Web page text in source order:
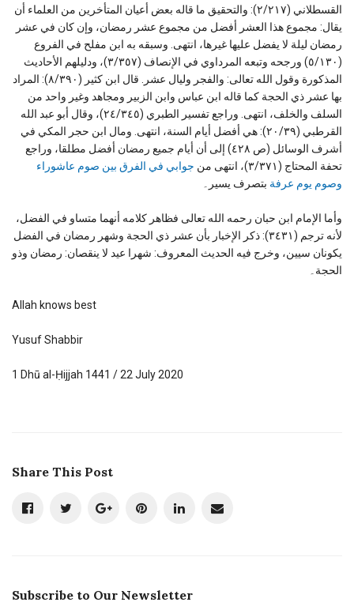
القسطلاني (٢/۲۱۷): والتحقیق ما قاله بعض أعیان المتأخرین من العلماء أن
یقال: مجموع هذا العشر أفضل من مجموع عشر رمضان، وإن كان في عشر
رمضان لیلة لا یفضل علیها غیرها، انتهی. وسبقه به ابن مفلح في الفروع
(٥/۱۳۰) ورجحه وتبعه المرداوي في الإنصاف (٣/۳٥۷)، ودلیلهم الأحادیث
المذكورة وقول الله تعالی: والفجر ولیال عشر. قال ابن كثیر (٨/۳۹۰): المراد
بها عشر ذي الحجة كما قاله ابن عباس وابن الزبیر ومجاهد وغیر واحد من
السلف والخلف، انتهی. وراجع تفسیر الطبري (٢٤/۳٤٥)، وقال أبو عبد الله
القرطبي (٢٠/۳۹): هي أفضل أیام السنة، انتهی. ومال ابن حجر المكي في
أشرف الوسائل (ص ٤۲۸) إلی أن أیام جمیع رمضان أفضل مطلقا، وراجع
تحفة المحتاج (٣/۳۷۱)، انتهى من
جوابي في الفرق بين صوم عاشوراء
وصوم يوم عرفة بتصرف يسير۔
وأما الإمام ابن حبان رحمه الله تعالى فظاهر كلامه أنهما متساو في الفضل،
لأنه ترجم (٣٤٣١): ذكر الإخبار بأن عشر ذي الحجة وشهر رمضان في الفضل
يكونان سيين، وخرج فيه الحديث المعروف: شهرا عيد لا ينقصان: رمضان وذو
الحجة۔
Allah knows best
Yusuf Shabbir
1 Dhū al-Ḥijjah 1441 / 22 July 2020
Share This Post
Subscribe to Our Newsletter